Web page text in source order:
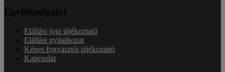
Ügyfélszolgálat
Elállási jogi tájékoztató
Elállási nyilatkozat
Képes fogyasztói tájékoztató
Kapcsolat